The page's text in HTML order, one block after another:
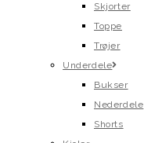
Skjorter
Toppe
Trøjer
Underdele
Bukser
Nederdele
Shorts